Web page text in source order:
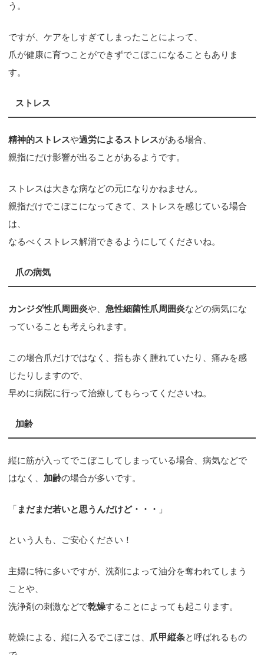
う。
ですが、ケアをしすぎてしまったことによって、
爪が健康に育つことができずでこぼこになることもありま
す。
ストレス
精神的ストレスや過労によるストレスがある場合、
親指にだけ影響が出ることがあるようです。
ストレスは大きな病などの元になりかねません。
親指だけでこぼこになってきて、ストレスを感じている場合
は、
なるべくストレス解消できるようにしてくださいね。
爪の病気
カンジダ性爪周囲炎や、急性細菌性爪周囲炎などの病気にな
っていることも考えられます。
この場合爪だけではなく、指も赤く腫れていたり、痛みを感
じたりしますので、
早めに病院に行って治療してもらってくださいね。
加齢
縦に筋が入ってでこぼこしてしまっている場合、病気などで
はなく、 加齢の場合が多いです。
「 まだまだ若いと思うんだけど・・・ 」
という人も、ご安心ください！
主婦に特に多いですが、洗剤によって油分を奪われてしまう
ことや、
洗浄剤の刺激などで乾燥することによっても起こります。
乾燥による、縦に入るでこぼこは、 爪甲縦条と呼ばれるもの